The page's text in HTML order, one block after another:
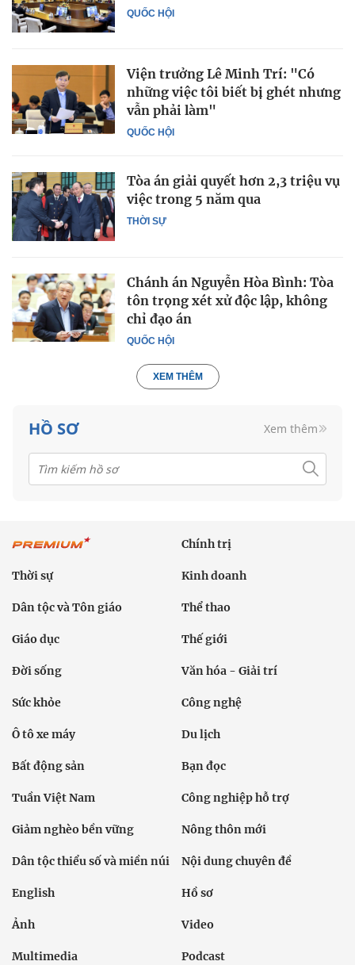
QUỐC HỘI
QUỐC HỘI
Viện trưởng Lê Minh Trí: "Có
những việc tôi biết bị ghét nhưng
vẫn phải làm"
THỜI SỰ
Tòa án giải quyết hơn 2,3 triệu vụ
việc trong 5 năm qua
QUỐC HỘI
Chánh án Nguyễn Hòa Bình: Tòa
tôn trọng xét xử độc lập, không
chỉ đạo án
XEM THÊM
HỒ SƠ Xem thêm
Chính trị
Thời sự Kinh doanh
Dân tộc và Tôn giáo Thể thao
Giáo dục Thế giới
Đời sống Văn hóa - Giải trí
Sức khỏe Công nghệ
Ô tô xe máy Du lịch
Bất động sản Bạn đọc
Tuần Việt Nam Công nghiệp hỗ trợ
Giảm nghèo bền vững Nông thôn mới
Dân tộc thiểu số và miền núi Nội dung chuyên đề
English Hồ sơ
Ảnh Video
Multimedia Podcast